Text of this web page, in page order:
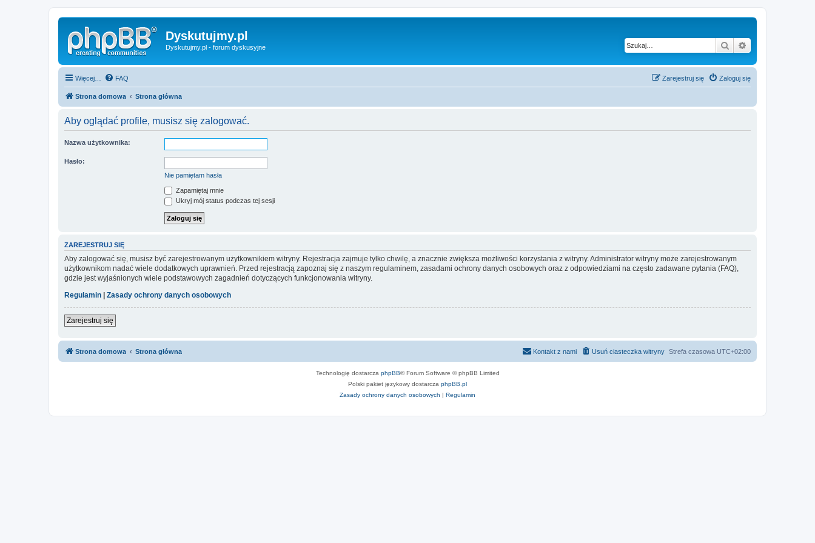
Dyskutujmy.pl
Dyskutujmy.pl - forum dyskusyjne Szukaj
Więcej… FAQ Zaloguj się
Zarejestruj się
Strona domowa Strona główna
Aby oglądać profile, musisz się zalogować.
Nazwa użytkownika:
Hasło:
Nie pamiętam hasła
Zapamiętaj mnie
Ukryj mój status podczas tej sesji
ZAREJESTRUJ SIĘ
Aby zalogować się, musisz być zarejestrowanym użytkownikiem witryny. Rejestracja zajmuje tylko chwilę, a znacznie zwiększa możliwości korzystania z witryny. Administrator witryny może zarejestrowanym
użytkownikom nadać wiele dodatkowych uprawnień. Przed rejestracją zapoznaj się z naszym regulaminem, zasadami ochrony danych osobowych oraz z odpowiedziami na często zadawane pytania (FAQ),
gdzie jest wyjaśnionych wiele podstawowych zagadnień dotyczących funkcjonowania witryny.
Regulamin
Zasady ochrony danych osobowych
Zarejestruj się
Strona domowa Strona główna Strefa czasowa UTC+02:00
Usuń ciasteczka witryny
Kontakt z nami
Technologię dostarcza phpBB® Forum Software © phpBB Limited
Polski pakiet językowy dostarcza phpBB.pl
Zasady ochrony danych osobowych | Regulamin